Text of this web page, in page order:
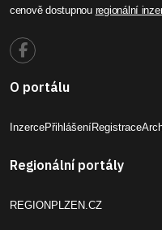
cenově dostupnou regionální
O portálu
InzercePřihlášeníRegistrace
Regionální portály
REGIONPLZEN.CZ